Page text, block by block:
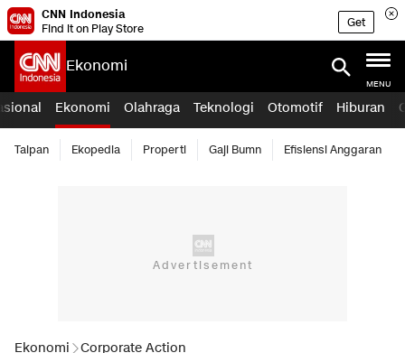
CNN Indonesia
Find it on Play Store
Get
Ekonomi
MENU
Ekonomi Olahraga Teknologi Otomotif Hiburan
Taipan Ekopedia Properti Gaji Bumn Efisiensi Anggaran
Ekonomi Corporate Action